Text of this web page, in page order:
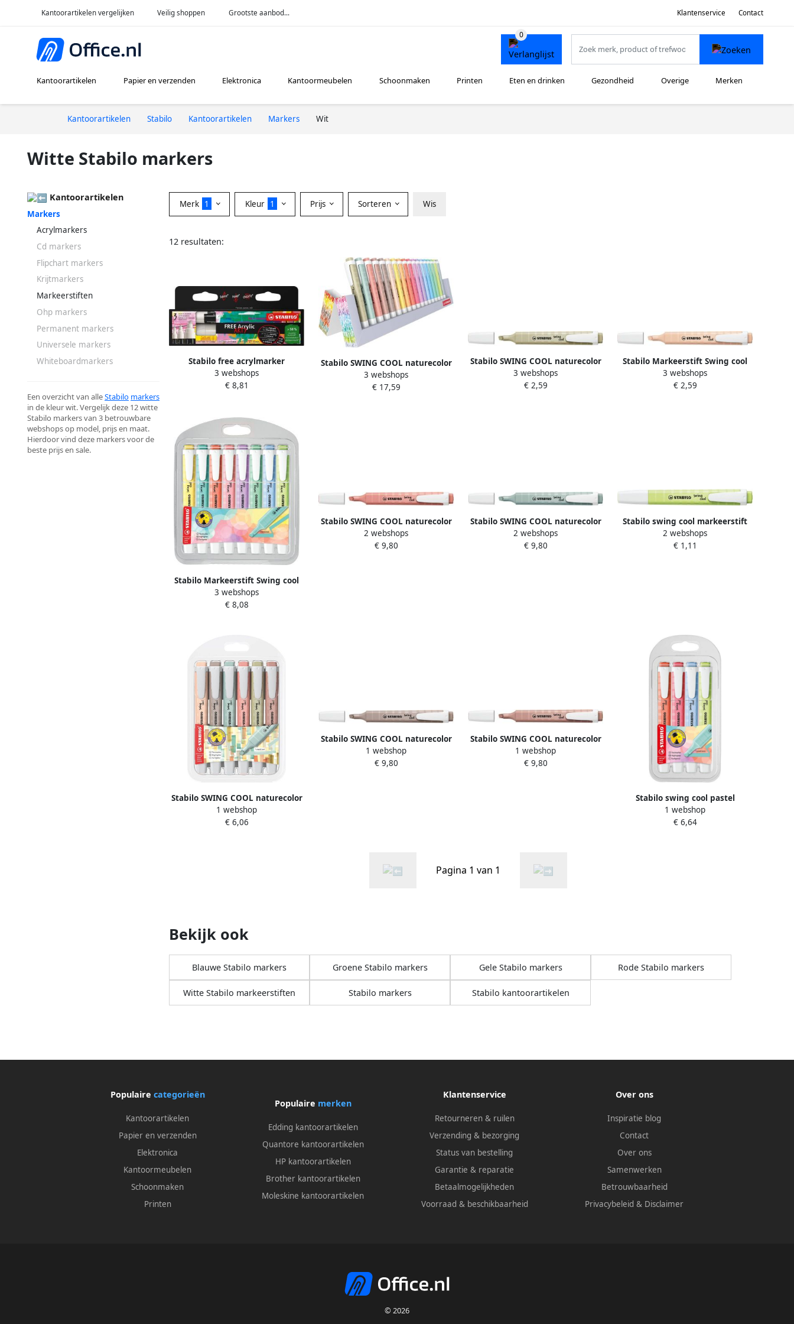
Kantoorartikelen vergelijken Veilig shoppen Grootste aanbod... Klantenservice Contact
Kantoorartikelen Papier en verzenden Elektronica Kantoormeubelen Schoonmaken Printen Eten en drinken Gezondheid Overige Merken
Kantoorartikelen Stabilo Kantoorartikelen Markers Wit
Witte Stabilo markers
Kantoorartikelen
Markers
Acrylmarkers
Cd markers
Flipchart markers
Krijtmarkers
Markeerstiften
Ohp markers
Permanent markers
Universele markers
Whiteboardmarkers
Een overzicht van alleStabilo markers
in de kleur wit. Vergelijk deze 12 witte
Stabilo markers van 3 betrouwbare
webshops op model, prijs en maat.
Hierdoor vind deze markers voor de
beste prijs en sale.
Merk 1 Kleur 1 Prijs Sorteren Wis
12 resultaten:
Stabilo free acrylmarker
verschillende formaten wit pak
van 3 stuks
3 webshops
€ 8,81
Stabilo SWING COOL naturecolor
markeerstift geassorteerde
kleuren deskset van 18 stuks
3 webshops
€ 17,59
Stabilo SWING COOL naturecolor
markeerstift mud green (groen)
3 webshops
€ 2,59
Stabilo Markeerstift Swing cool
nature colors beige
3 webshops
€ 2,59
Stabilo Markeerstift Swing cool
275 8 assorti etui Ã 8 stuks
3 webshops
€ 8,08
Stabilo SWING COOL naturecolor
markeerstift sienna (rozebruin)
2 webshops
€ 9,80
Stabilo SWING COOL naturecolor
markeerstift earth green (groen)
2 webshops
€ 9,80
Stabilo swing cool markeerstift
dash of lime
2 webshops
€ 1,11
Stabilo SWING COOL naturecolor
markeerstift geassorteerde
kleuren blister van 6 stuks
1 webshop
€ 6,06
Stabilo SWING COOL naturecolor
markeerstift warm grey (grijs)
1 webshop
€ 9,80
Stabilo SWING COOL naturecolor
markeerstift umber (bruin)
1 webshop
€ 9,80
Stabilo swing cool pastel
markeerstift etui van 4 stuks
1 webshop
€ 6,64
Pagina 1 van 1
Bekijk ook
Blauwe Stabilo markers Groene Stabilo markers Gele Stabilo markers Rode Stabilo markers
Witte Stabilo markeerstiften Stabilo markers Stabilo kantoorartikelen
Populaire categorieën
Kantoorartikelen
Papier en verzenden
Elektronica
Kantoormeubelen
Schoonmaken
Printen
Populaire merken
Edding kantoorartikelen
Quantore kantoorartikelen
HP kantoorartikelen
Brother kantoorartikelen
Moleskine kantoorartikelen
Klantenservice
Retourneren & ruilen
Verzending & bezorging
Status van bestelling
Garantie & reparatie
Betaalmogelijkheden
Voorraad & beschikbaarheid
Over ons
Inspiratie blog
Contact
Over ons
Samenwerken
Betrouwbaarheid
Privacybeleid & Disclaimer
© 2026